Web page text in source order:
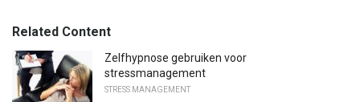
Related Content
Zelfhypnose gebruiken voor
stressmanagement
STRESS MANAGEMENT